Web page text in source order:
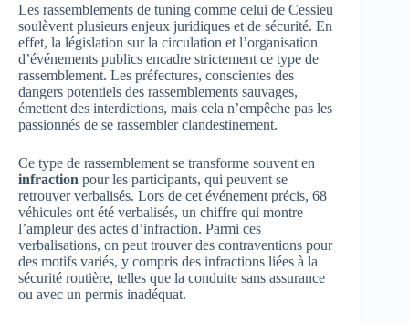
Les rassemblements de tuning comme celui de Cessieu
soulèvent plusieurs enjeux juridiques et de sécurité. En
effet, la législation sur la circulation et l’organisation
d’événements publics encadre strictement ce type de
rassemblement. Les préfectures, conscientes des
dangers potentiels des rassemblements sauvages,
émettent des interdictions, mais cela n’empêche pas les
passionnés de se rassembler clandestinement.
Ce type de rassemblement se transforme souvent en
infraction pour les participants, qui peuvent se
retrouver verbalisés. Lors de cet événement précis, 68
véhicules ont été verbalisés, un chiffre qui montre
l’ampleur des actes d’infraction. Parmi ces
verbalisations, on peut trouver des contraventions pour
des motifs variés, y compris des infractions liées à la
sécurité routière, telles que la conduite sans assurance
ou avec un permis inadéquat.